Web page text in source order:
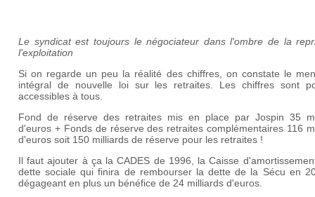
Le syndicat est toujours le négociateur dans l'ombre de la
l'exploitation
Si on regarde un peu la réalité des chiffres, on constate le
intégral de nouvelle loi sur les retraites. Les chiffres sont
accessibles à tous.
Fond de réserve des retraites mis en place par Jospin 35
d'euros + Fonds de réserve des retraites complémentaires 116
d'euros soit 150 milliards de réserve pour les retraites !
Il faut ajouter à ça la CADES de 1996, la Caisse
dette sociale qui finira de rembourser la dette de la Sécu en
dégageant en plus un bénéfice de 24 milliards d'euros.